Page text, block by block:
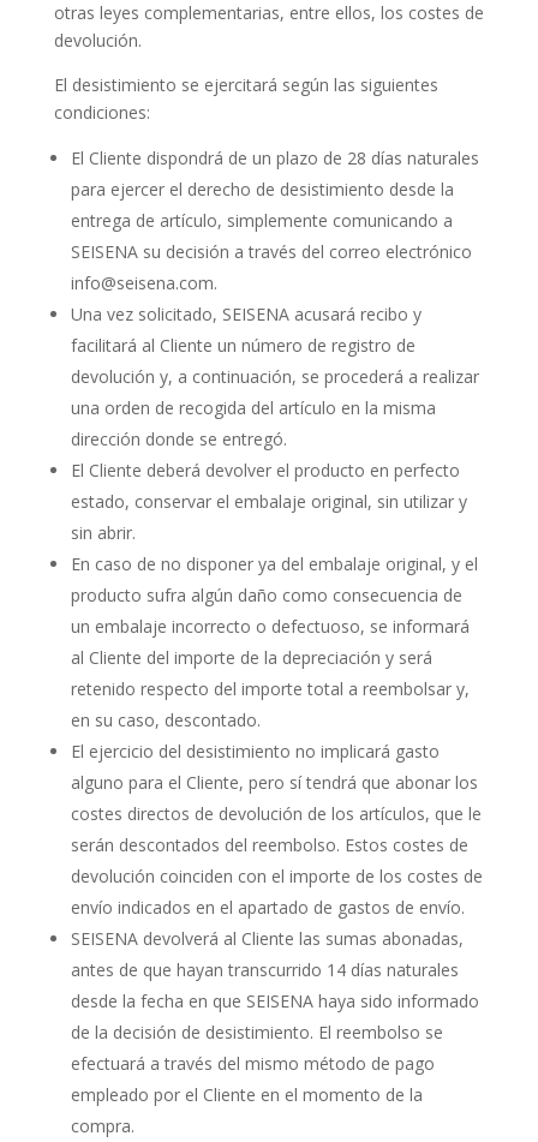
otras leyes complementarias, entre ellos, los costes de
devolución.
El desistimiento se ejercitará según las siguientes
condiciones:
El Cliente dispondrá de un plazo de 28 días naturales
para ejercer el derecho de desistimiento desde la
entrega de artículo, simplemente comunicando a
SEISENA su decisión a través del correo electrónico
info@seisena.com.
Una vez solicitado, SEISENA acusará recibo y
facilitará al Cliente un número de registro de
devolución y, a continuación, se procederá a realizar
una orden de recogida del artículo en la misma
dirección donde se entregó.
El Cliente deberá devolver el producto en perfecto
estado, conservar el embalaje original, sin utilizar y
sin abrir.
En caso de no disponer ya del embalaje original, y el
producto sufra algún daño como consecuencia de
un embalaje incorrecto o defectuoso, se informará
al Cliente del importe de la depreciación y será
retenido respecto del importe total a reembolsar y,
en su caso, descontado.
El ejercicio del desistimiento no implicará gasto
alguno para el Cliente, pero sí tendrá que abonar los
costes directos de devolución de los artículos, que le
serán descontados del reembolso. Estos costes de
devolución coinciden con el importe de los costes de
envío indicados en el apartado de gastos de envío.
SEISENA devolverá al Cliente las sumas abonadas,
antes de que hayan transcurrido 14 días naturales
desde la fecha en que SEISENA haya sido informado
de la decisión de desistimiento. El reembolso se
efectuará a través del mismo método de pago
empleado por el Cliente en el momento de la
compra.